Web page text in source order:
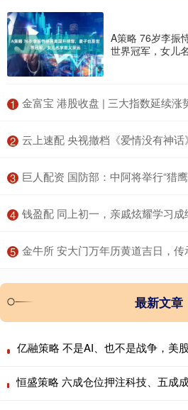
A策略 76岁李振
世界冠军，女儿
1 金富宝 港股收盘 | 三大指数延续涨势
2 云上速配 央视撤档《爱情没有神
3 巨人配资 国防部：中阿将举行“猎
4 钱盈配 同上初一，亲戚炫耀学习成绩好
5 金牛所 安大门万年历黄道吉日，
最新文章
亿融策略 不是AI、也不是战争，美